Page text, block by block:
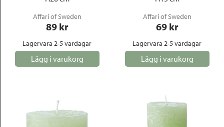
Affari of Sweden
89 kr
Lagervara 2-5 vardagar
Lägg i varukorg
Affari of Sweden
69 kr
Lagervara 2-5 vardagar
Lägg i varukorg